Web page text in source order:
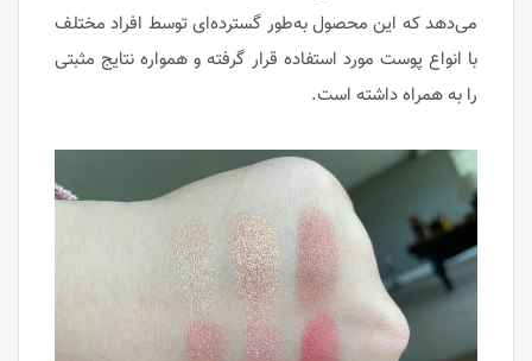
می‌دهد که این محصول به‌طور گسترده‌ای توسط افراد مختلف
با انواع پوست مورد استفاده قرار گرفته و همواره نتایج مثبتی
را به همراه داشته است.